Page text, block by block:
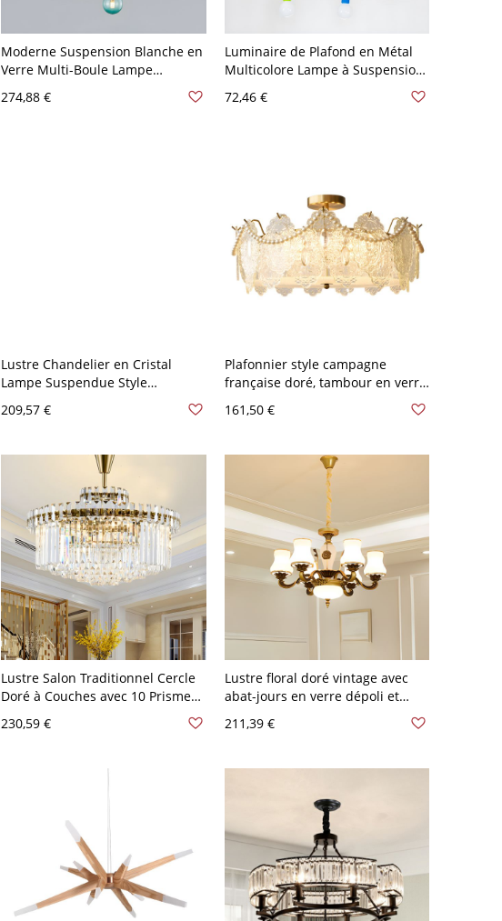
Moderne Suspension Blanche en
Verre Multi-Boule Lampe
Suspendue pour Escalier - 110 V-
120 V Bleu 7
274,88 €
Luminaire de Plafond en Métal
Multicolore Lampe à Suspension
110 V-120 V 8
72,46 €
Lustre Chandelier en Cristal
Lampe Suspendue Style
Traditionnel pour Chambre - 110
V-120 V Transparent 8
209,57 €
Plafonnier style campagne
française doré, tambour en verre
texturé - 110 V-120 V Roue 59,69
cm
161,50 €
Lustre Salon Traditionnel Cercle
Doré à Couches avec 10 Prismes
230,59 €
Lustre floral doré vintage avec
abat-jours en verre dépoli et
détails en relief sculpté - 110 V-
120 V 7
211,39 €